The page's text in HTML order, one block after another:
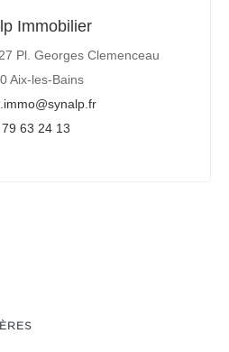
Immobilier
Pl. Georges Clemenceau
Aix-les-Bains
63 24 13